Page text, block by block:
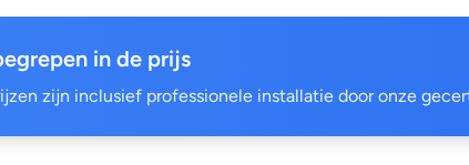
in de prijs
zijn inclusief professionele installatie door onze